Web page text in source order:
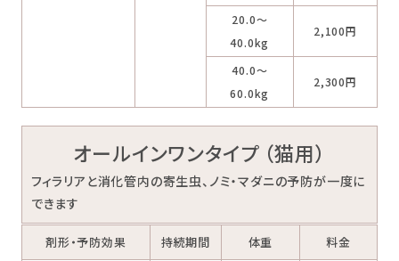
20.0～
40.0kg
2,100円
40.0～
60.0kg
2,300円
オールインワンタイプ （猫用）
フィラリアと消化管内の寄生虫、ノミ・マダニの予防が一度に
できます
剤形・予防効果 持続期間 体重 料金